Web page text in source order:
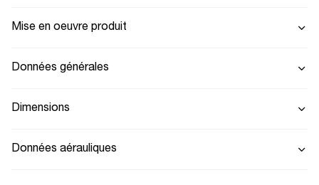
Mise en oeuvre produit
Données générales
Dimensions
Données aérauliques